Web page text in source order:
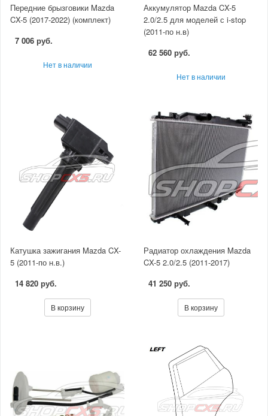
Передние брызговики Mazda
CX-5 (2017-2022) (комплект)
7 006 руб.
Нет в наличии
Аккумулятор Mazda CX-5
2.0/2.5 для моделей с i-stop
(2011-по н.в)
62 560 руб.
Нет в наличии
Катушка зажигания Mazda CX-
5 (2011-по н.в.)
14 820 руб.
В корзину
Радиатор охлаждения Mazda
CX-5 2.0/2.5 (2011-2017)
41 250 руб.
В корзину